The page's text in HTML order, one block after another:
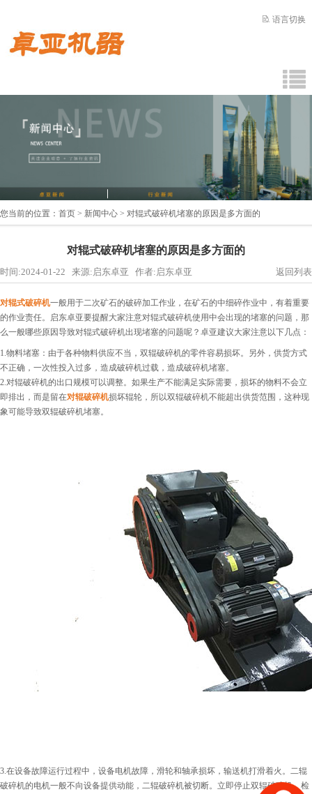
语言切换
您当前的位置： 首页 > 新闻中心 > 对辊式破碎机堵塞的原因是多方面的
对辊式破碎机堵塞的原因是多方面的
时间:2024-01-22 来源:启东卓亚 作者:启东卓亚 返回列表
对辊式破碎机一般用于二次矿石的破碎加工作业，在矿石的中细碎作业中，有着重要
的作业责任。启东卓亚要提醒大家注意对辊式破碎机使用中会出现的堵塞的问题，那
么一般哪些原因导致对辊式破碎机出现堵塞的问题呢？卓亚建议大家注意以下几点：
1.物料堵塞：由于各种物料供应不当，双辊破碎机的零件容易损坏。另外，供货方式
不正确，一次性投入过多，造成破碎机过载，造成破碎机堵塞。
2.对辊破碎机的出口规模可以调整。如果生产不能满足实际需要，损坏的物料不会立
即排出，而是留在对辊破碎机损坏辊轮，所以双辊破碎机不能超出供货范围，这种现
象可能导致双辊破碎机堵塞。
3.在设备故障运行过程中，设备电机故障，滑轮和轴承损坏，输送机打滑着火。二辊
破碎机的电机一般不向设备提供动能，二辊破碎机被切断。立即停止双辊破碎机，检